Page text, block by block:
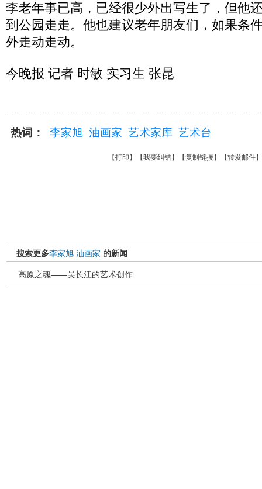
李老年事已高，已经很少外出写生了，但他
到公园走走。他也建议老年朋友们，如果条
外走动走动。
今晚报 记者 时敏 实习生 张昆
热词： 李家旭 油画家 艺术家库 艺术台
【打印 】【我要纠错】【复制链接】【转发邮件
搜索更多李家旭 油画家 的新闻
高原之魂——吴长江的艺术创作